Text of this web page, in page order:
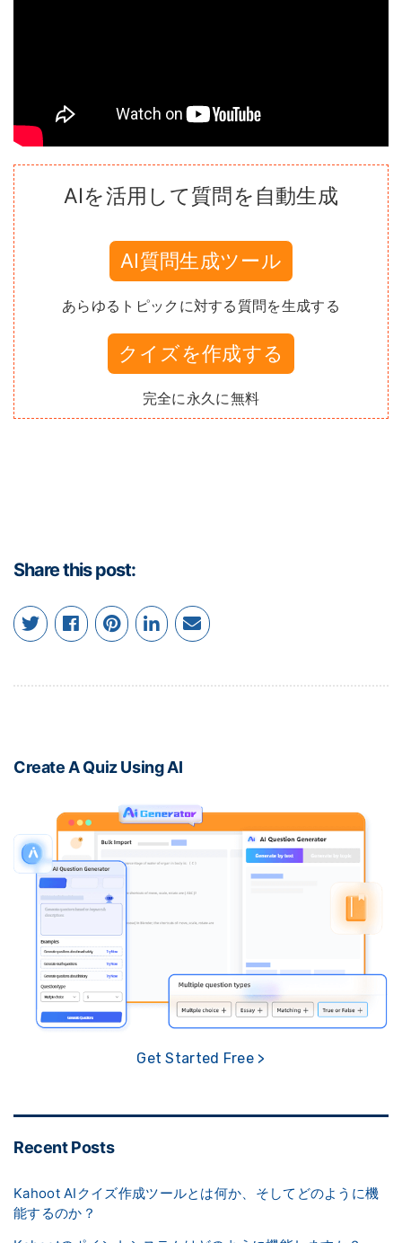
AIを活用して質問を自動生成
AI質問生成ツール
あらゆるトピックに対する質問を生成する
クイズを作成する
完全に永久に無料
Share this post:
Create A Quiz Using AI
Get Started Free >
Recent Posts
Kahoot AIクイズ作成ツールとは何か、そしてどのように機
能するのか？